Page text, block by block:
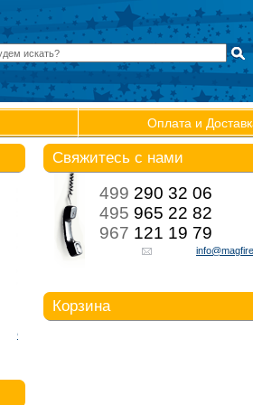
Оплата и
2 800 руб.
Фонтан пиротехнический
Свяжитесь с нами
499 290 32 06
495 965 22 82
967 121 19 79
Корзина